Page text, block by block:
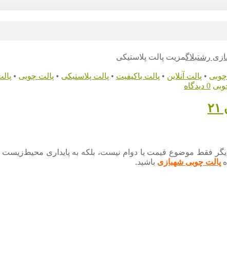
رشتبلاگمزیت پالت پلاستیکی
• پالت آنلاین • پالت باکیفیت • پالت پلاستیکی • پالت چوبی •
0 دیدگاه
فقط موضوع قیمت یا دوام نیست، بلکه به پایداری محیط‌زیست
پالت چوبی شهبازی باشید.